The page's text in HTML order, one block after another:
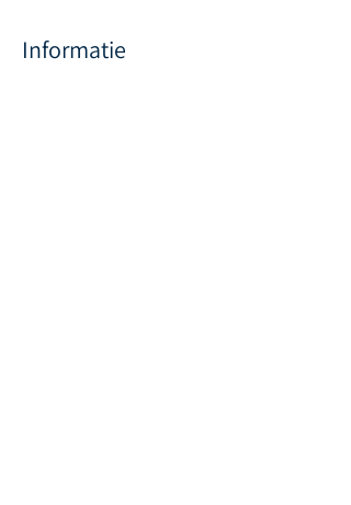
Informatie